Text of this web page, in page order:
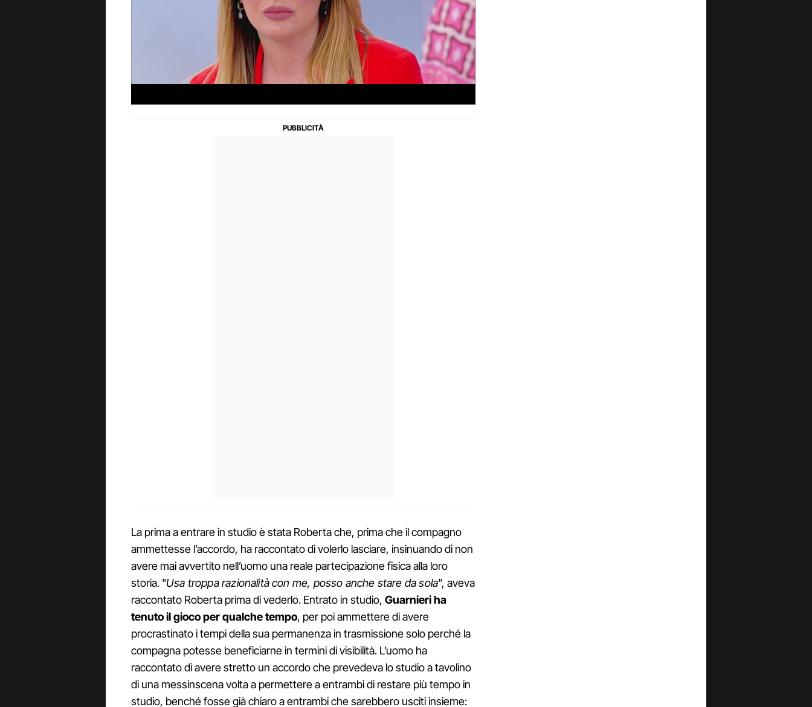
La prima a entrare in studio è stata Roberta che, prima che il compagno
ammettesse l’accordo, ha raccontato di volerlo lasciare, insinuando di non
avere mai avvertito nell’uomo una reale partecipazione fisica alla loro
storia. "Usa troppa razionalità con me, posso anche stare da sola", aveva
raccontato Roberta prima di vederlo. Entrato in studio, Guarnieri ha
tenuto il gioco per qualche tempo, per poi ammettere di avere
procrastinato i tempi della sua permanenza in trasmissione solo perché la
compagna potesse beneficiarne in termini di visibilità. L’uomo ha
raccontato di avere stretto un accordo che prevedeva lo studio a tavolino
di una messinscena volta a permettere a entrambi di restare più tempo in
studio, benché fosse già chiaro a entrambi che sarebbero usciti insieme: